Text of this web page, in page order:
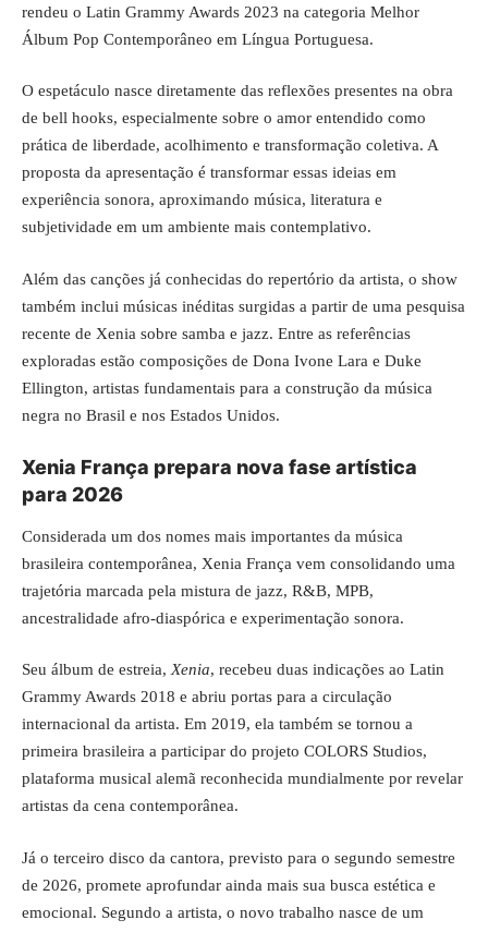
rendeu o Latin Grammy Awards 2023 na categoria Melhor
Álbum Pop Contemporâneo em Língua Portuguesa.
O espetáculo nasce diretamente das reflexões presentes na obra
de bell hooks, especialmente sobre o amor entendido como
prática de liberdade, acolhimento e transformação coletiva. A
proposta da apresentação é transformar essas ideias em
experiência sonora, aproximando música, literatura e
subjetividade em um ambiente mais contemplativo.
Além das canções já conhecidas do repertório da artista, o show
também inclui músicas inéditas surgidas a partir de uma pesquisa
recente de Xenia sobre samba e jazz. Entre as referências
exploradas estão composições de Dona Ivone Lara e Duke
Ellington, artistas fundamentais para a construção da música
negra no Brasil e nos Estados Unidos.
Xenia França prepara nova fase artística
para 2026
Considerada um dos nomes mais importantes da música
brasileira contemporânea, Xenia França vem consolidando uma
trajetória marcada pela mistura de jazz, R&B, MPB,
ancestralidade afro-diaspórica e experimentação sonora.
Seu álbum de estreia, Xenia, recebeu duas indicações ao Latin
Grammy Awards 2018 e abriu portas para a circulação
internacional da artista. Em 2019, ela também se tornou a
primeira brasileira a participar do projeto COLORS Studios,
plataforma musical alemã reconhecida mundialmente por revelar
artistas da cena contemporânea.
Já o terceiro disco da cantora, previsto para o segundo semestre
de 2026, promete aprofundar ainda mais sua busca estética e
emocional. Segundo a artista, o novo trabalho nasce de um